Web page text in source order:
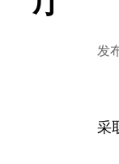
发
采